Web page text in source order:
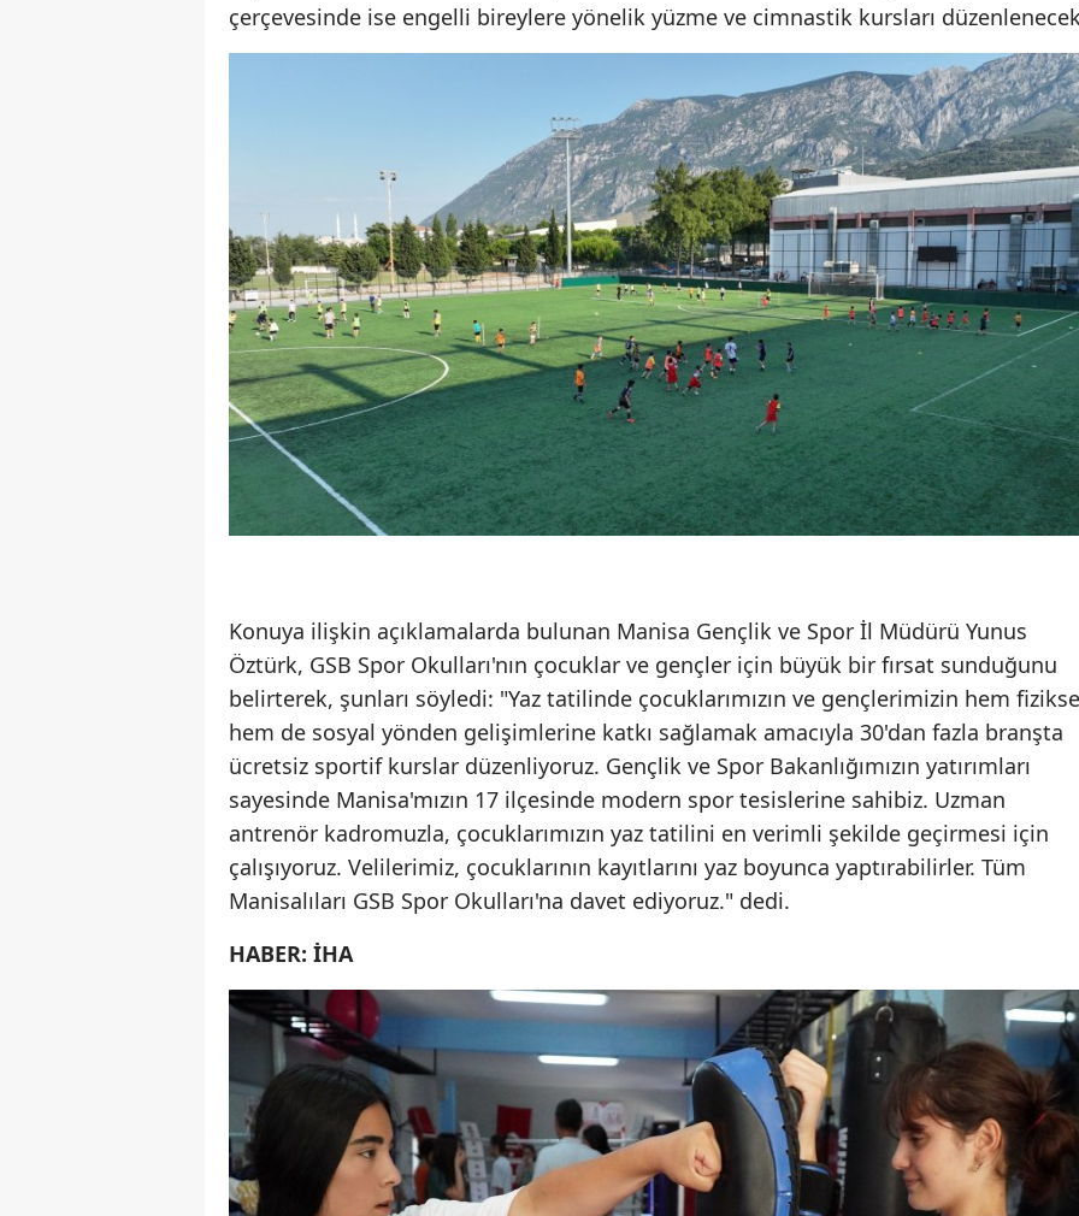
çerçevesinde ise engelli bireylere yönelik yüzme ve cimnastik kursları
Konuya ilişkin açıklamalarda bulunan Manisa Gençlik ve Spor İl Müdürü Yunus
Öztürk, GSB Spor Okulları'nın çocuklar ve gençler için büyük bir fırsat sunduğunu
belirterek, şunları söyledi: "Yaz tatilinde çocuklarımızın ve gençlerimizin hem
hem de sosyal yönden gelişimlerine katkı sağlamak amacıyla 30'dan fazla branşta
ücretsiz sportif kurslar düzenliyoruz. Gençlik ve Spor Bakanlığımızın yatırımları
sayesinde Manisa'mızın 17 ilçesinde modern spor tesislerine sahibiz. Uzman
antrenör kadromuzla, çocuklarımızın yaz tatilini en verimli şekilde geçirmesi için
çalışıyoruz. Velilerimiz, çocuklarının kayıtlarını yaz boyunca yaptırabilirler. Tüm
Manisalıları GSB Spor Okulları'na davet ediyoruz." dedi.
HABER: İHA